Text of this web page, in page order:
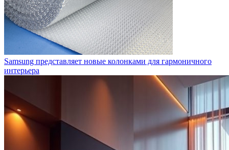
Samsung представляет новые колонками для гармоничного
интерьера